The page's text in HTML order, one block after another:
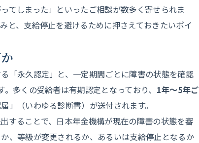
てしまった」といったご相談が数多く寄せられま
と、支給停止を避けるために押さえておきたいポイ
「永久認定」と、一定期間ごとに障害の状態を確認
多くの受給者は有期認定となっており、 1年〜5年ご
」（いわゆる診断書）が送付されます。
することで、日本年金機構が現在の障害の状態を審
、等級が変更されるか、あるいは支給停止となるか